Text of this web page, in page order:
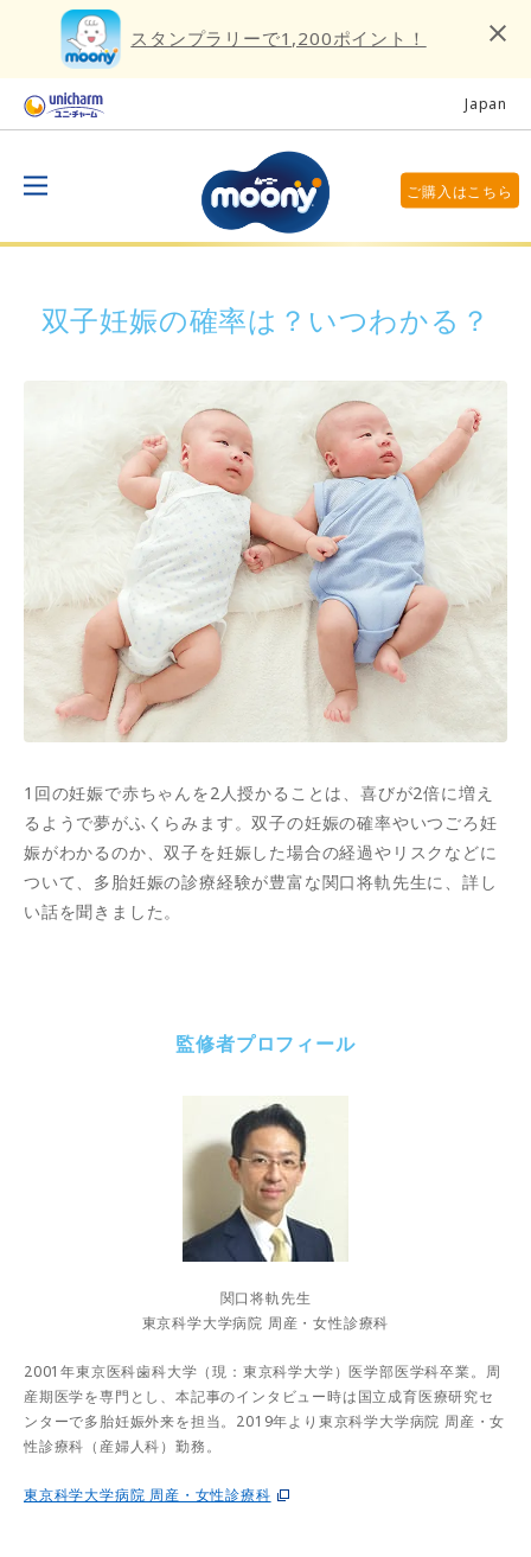
スタンプラリーで1,200ポイント！
Japan
ご購入はこちら
双子妊娠の確率は？いつわかる？
1回の妊娠で赤ちゃんを2人授かることは、喜びが2倍に増え
るようで夢がふくらみます。双子の妊娠の確率やいつごろ妊
娠がわかるのか、双子を妊娠した場合の経過やリスクなどに
ついて、多胎妊娠の診療経験が豊富な関口将軌先生に、詳し
い話を聞きました。
監修者プロフィール
関口将軌先生
東京科学大学病院 周産・女性診療科
2001年東京医科歯科大学（現：東京科学大学）医学部医学科卒業。周
産期医学を専門とし、本記事のインタビュー時は国立成育医療研究セ
ンターで多胎妊娠外来を担当。2019年より東京科学大学病院 周産・女
性診療科（産婦人科）勤務。
東京科学大学病院 周産・女性診療科